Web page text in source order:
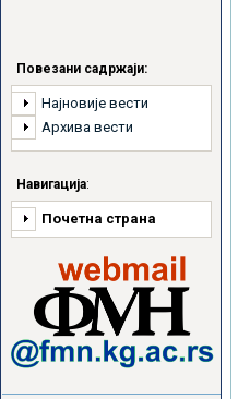
Повезани садржаји:
Најновије вести
Архива вести
Навигација:
Почетна страна